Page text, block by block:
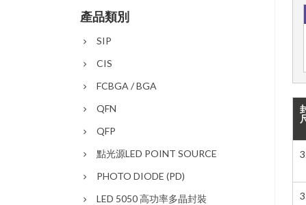
產品類別
SIP
CIS
FCBGA / BGA
QFN
QFP
點光源LED POINT SOURCE
PHOTO DIODE (PD)
LED 5050 高功率多晶封裝